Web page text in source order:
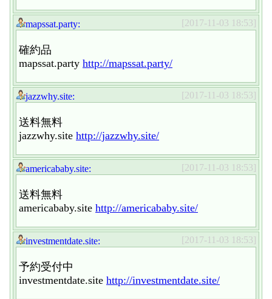
[2017-11-03 18:53]
mapssat.party:
確約品
mapssat.party http://mapssat.party/
[2017-11-03 18:53]
jazzwhy.site:
送料無料
jazzwhy.site http://jazzwhy.site/
[2017-11-03 18:53]
americababy.site:
送料無料
americababy.site http://americababy.site/
[2017-11-03 18:53]
investmentdate.site:
予約受付中
investmentdate.site http://investmentdate.site/